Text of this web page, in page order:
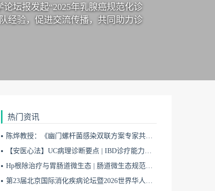
坛报发起“2025年乳腺癌规范化诊
经验，促进交流传播，共同助力诊
热门资讯
陈烨教授：《幽门螺杆菌感染双联方案专家共识（2026）》解读 | BIDDF2026
【安医心法】UC病理诊断要点 | IBD诊疗能力系统提升5
Hp根除治疗与胃肠道微生态 | 肠道微生态规范化诊疗4
第23届北京国际消化疾病论坛暨2026世界华人消化医师年会盛大开幕